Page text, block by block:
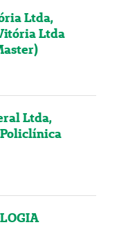
Ltda,
Ltda
Ltda,
Policlínica